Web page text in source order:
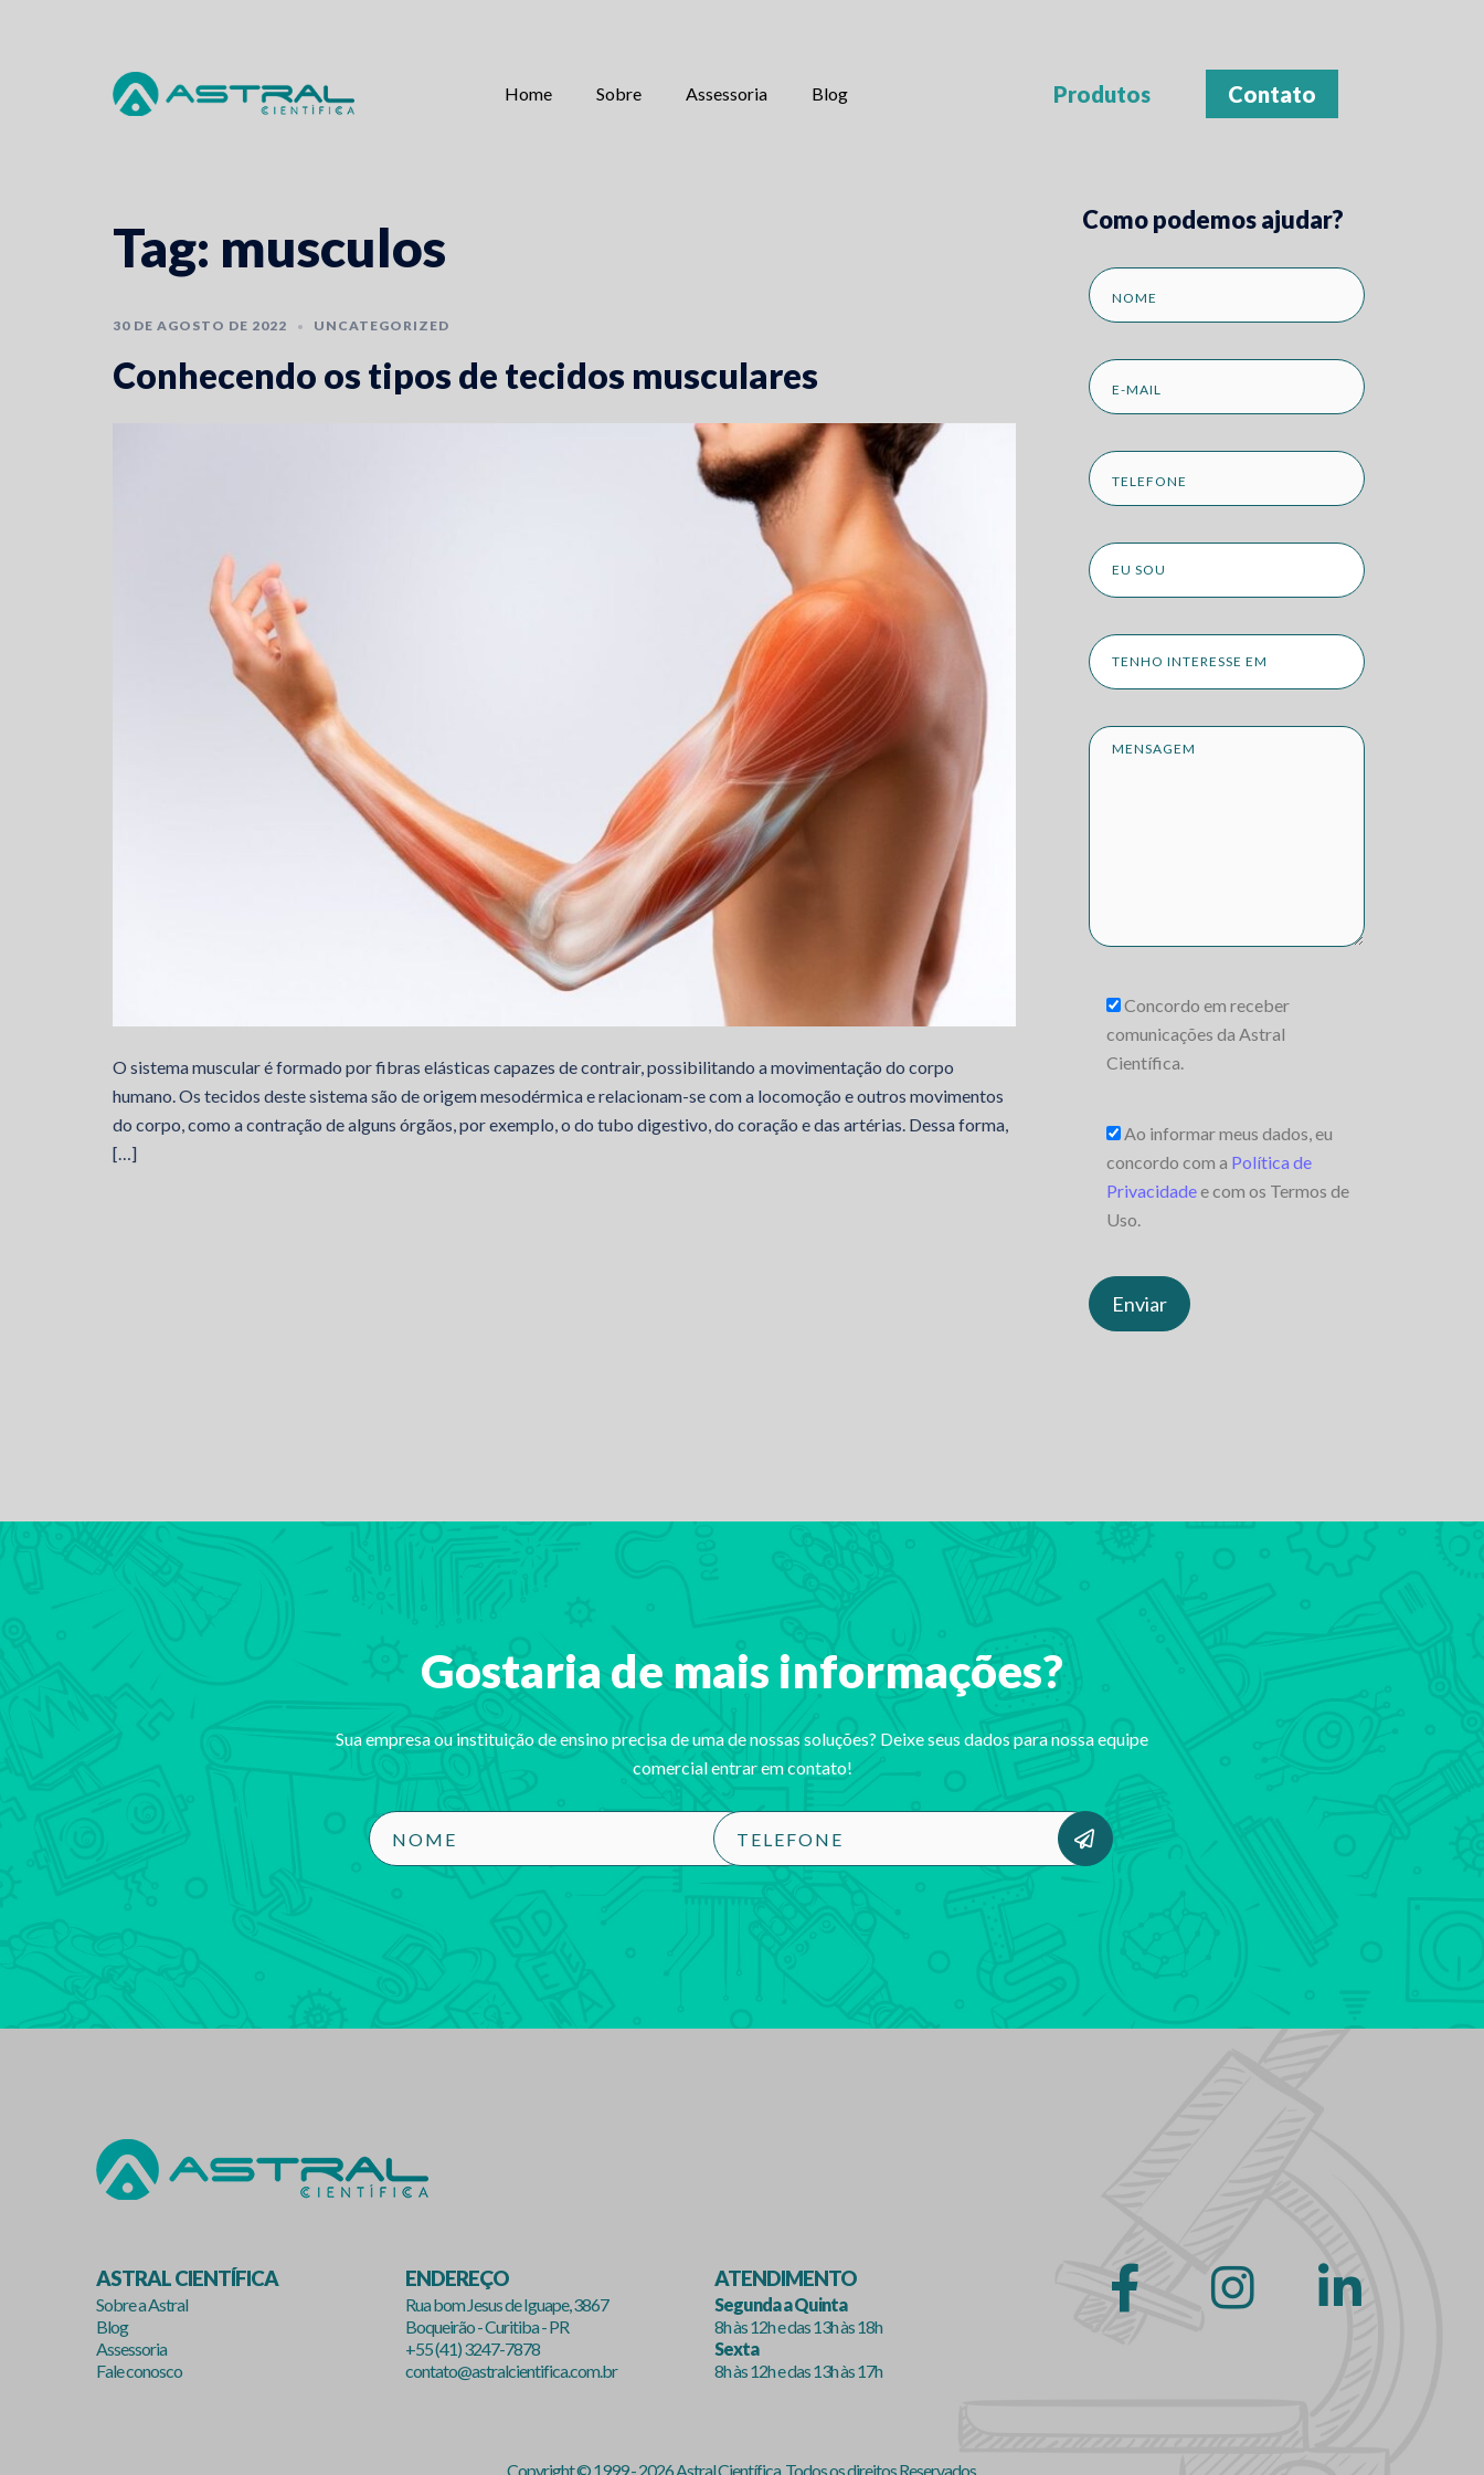
Home
Sobre Assessoria Blog Produtos Contato
Tag: musculos
30 DE AGOSTO DE 2022 UNCATEGORIZED
Conhecendo os tipos de tecidos musculares
O sistema muscular é formado por fibras elásticas capazes de contrair, possibilitando a movimentação do corpo
humano. Os tecidos deste sistema são de origem mesodérmica e relacionam-se com a locomoção e outros movimentos
do corpo, como a contração de alguns órgãos, por exemplo, o do tubo digestivo, do coração e das artérias. Dessa forma,
[…]
Como podemos ajudar?
Concordo em receber
comunicações da Astral
Científica.
Ao informar meus dados, eu
concordo com a Política de
Privacidadee com os Termos de
Uso.
Gostaria de mais informações?
Sua empresa ou instituição de ensino precisa de uma de nossas soluções? Deixe seus dados para nossa equipe
comercial entrar em contato!
ASTRAL CIENTÍFICA
Sobre a Astral
Blog
Assessoria
Fale conosco
ENDEREÇO
Rua bom Jesus de Iguape, 3867
Boqueirão - Curitiba - PR
+55 (41) 3247-7878
contato@astralcientifica.com.br
ATENDIMENTO
Segunda a Quinta
8h às 12h e das 13h às 18h
Sexta
8h às 12h e das 13h às 17h
Copyright © 1999 - 2026 Astral Científica. Todos os direitos Reservados.